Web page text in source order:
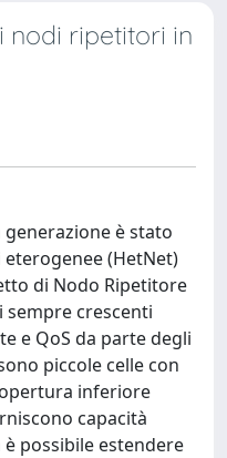
nodi ripetitori in
è stato
(HetNet)
di Nodo Ripetitore
sempre crescenti
e QoS da parte degli
piccole celle con
inferiore
capacità
possibile estendere